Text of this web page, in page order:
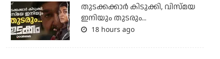
തുടക്കക്കാര്‍ കിടുക്കി, വിസ്മയ
ഇനിയും തുടരും...
18 hours ago